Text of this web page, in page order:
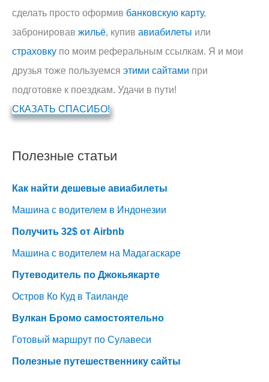
сделать просто оформив банковскую карту,
забронировав жильё, купив авиабилеты или
страховку по моим реферальным ссылкам. Я и мои
друзья тоже пользуемся этими сайтами при
подготовке к поездкам. Удачи в пути!
СКАЗАТЬ СПАСИБО!
Полезные статьи
Как найти дешевые авиабилеты
Машина с водителем в Индонезии
Получить 32$ от Airbnb
Машина с водителем на Мадагаскаре
Путеводитель по Джокьякарте
Остров Ко Куд в Таиланде
Вулкан Бромо самостоятельно
Готовый маршрут по Сулавеси
Полезные путешественнику сайты